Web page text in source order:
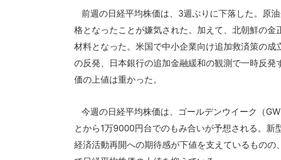
前週の日経平均株価は、3週ぶりに下落した。原
格となったことが嫌気された。加えて、北朝鮮の金
材料となった。米国で中小企業向け追加救済策の成
の反発、日本銀行の追加金融緩和の観測で一時反発
価の上値は重かった。
今週の日経平均株価は、ゴールデンウイーク（
とから1万9000円台でのもみ合いが予想される。新
経済活動再開への期待感が下値を支えているものの